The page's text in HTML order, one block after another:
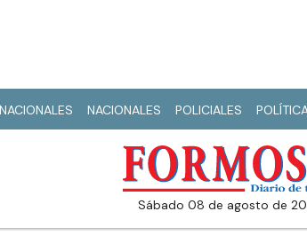
NACIONALES POLICIALES
sábado 08 de agosto de